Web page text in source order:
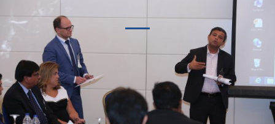
ZOBACZ WIĘCEJ